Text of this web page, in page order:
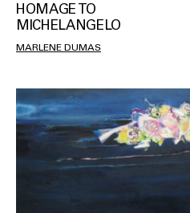
HOMAGE TO
MICHELANGELO
MARLENE DUMAS